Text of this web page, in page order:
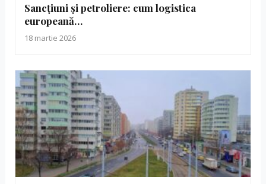
Sancțiuni și petroliere: cum logistica
europeană…
18 martie 2026